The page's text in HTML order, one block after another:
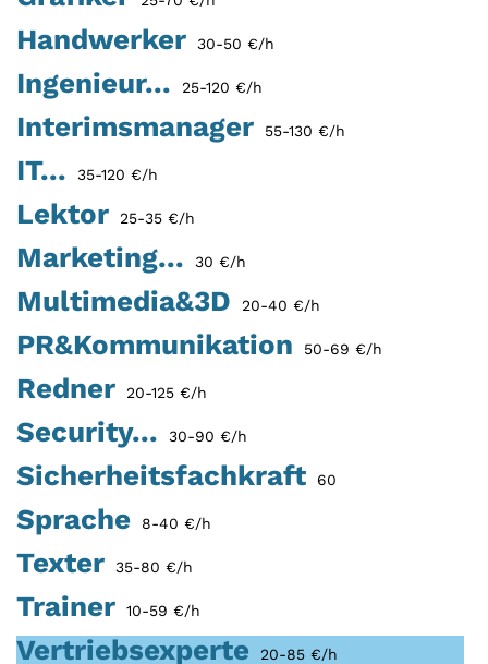
Handwerker 30-50 €/h
Ingenieur... 25-120 €/h
Interimsmanager 55-130 €/h
IT... 35-120 €/h
Lektor 25-35 €/h
Marketing... 30 €/h
Multimedia&3D 20-40 €/h
PR&Kommunikation 50-69 €/h
Redner 20-125 €/h
Security... 30-90 €/h
Sicherheitsfachkraft 60
Sprache 8-40 €/h
Texter 35-80 €/h
Trainer 10-59 €/h
Vertriebsexperte 20-85 €/h